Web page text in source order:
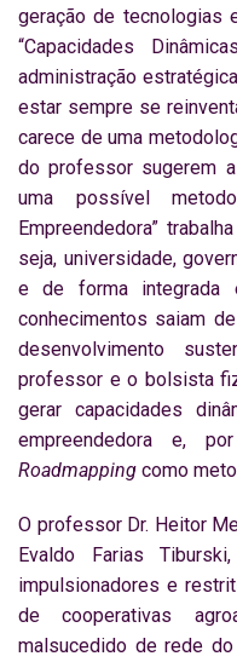
geração de tecnologias
“Capacidades
administração
estar sempre se
carece de uma
do professor sugerem a
uma possível
Empreendedora”
seja, universidade,
e de forma integrada
conhecimentos saiam
desenvolvimento
professor e o bolsista
gerar capacidades
empreendedora e,
Roadmapping como
O professor Dr. Heitor
Evaldo Farias
impulsionadores e
de cooperativas
malsucedido de rede